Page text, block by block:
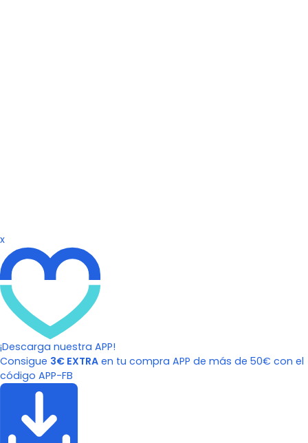
x
¡Descarga nuestra APP!
Consigue 3€ EXTRA en tu compra APP de más de 50€ con el
código APP-FB